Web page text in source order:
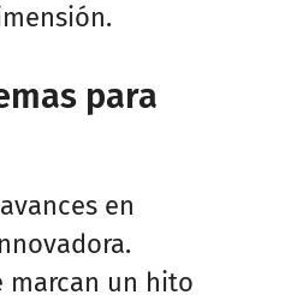
para
en
marcan un hito